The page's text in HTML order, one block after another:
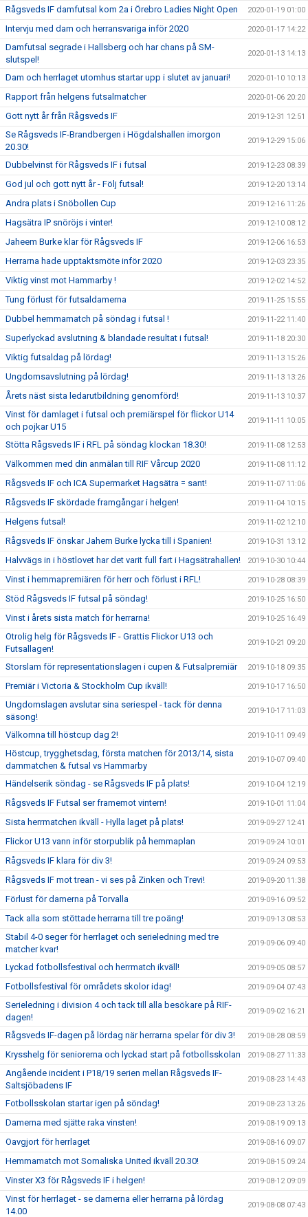
Rågsveds IF damfutsal kom 2a i Örebro Ladies Night Open 2020-01-19 01:00
Intervju med dam och herransvariga inför 2020 2020-01-17 14:22
Damfutsal segrade i Hallsberg och har chans på SM-
slutspel!
2020-01-13 14:13
Dam och herrlaget utomhus startar upp i slutet av januari! 2020-01-10 10:13
Rapport från helgens futsalmatcher 2020-01-06 20:20
Gott nytt år från Rågsveds IF 2019-12-31 12:51
Se Rågsveds IF-Brandbergen i Högdalshallen imorgon
20.30!
2019-12-29 15:06
Dubbelvinst för Rågsveds IF i futsal 2019-12-23 08:39
God jul och gott nytt år - Följ futsal! 2019-12-20 13:14
Andra plats i Snöbollen Cup 2019-12-16 11:26
Hagsätra IP snöröjs i vinter! 2019-12-10 08:12
Jaheem Burke klar för Rågsveds IF 2019-12-06 16:53
Herrarna hade upptaktsmöte inför 2020 2019-12-03 23:35
Viktig vinst mot Hammarby ! 2019-12-02 14:52
Tung förlust för futsaldamerna 2019-11-25 15:55
Dubbel hemmamatch på söndag i futsal ! 2019-11-22 11:40
Superlyckad avslutning & blandade resultat i futsal! 2019-11-18 20:30
Viktig futsaldag på lördag! 2019-11-13 15:26
Ungdomsavslutning på lördag! 2019-11-13 13:26
Årets näst sista ledarutbildning genomförd! 2019-11-13 10:37
Vinst för damlaget i futsal och premiärspel för flickor U14
och pojkar U15
2019-11-11 10:05
Stötta Rågsveds IF i RFL på söndag klockan 18.30! 2019-11-08 12:53
Välkommen med din anmälan till RIF Vårcup 2020 2019-11-08 11:12
Rågsveds IF och ICA Supermarket Hagsätra = sant! 2019-11-07 11:06
Rågsveds IF skördade framgångar i helgen! 2019-11-04 10:15
Helgens futsal! 2019-11-02 12:10
Rågsveds IF önskar Jahem Burke lycka till i Spanien! 2019-10-31 13:12
Halvvägs in i höstlovet har det varit full fart i Hagsätrahallen! 2019-10-30 10:44
Vinst i hemmapremiären för herr och förlust i RFL! 2019-10-28 08:39
Stöd Rågsveds IF futsal på söndag! 2019-10-25 16:50
Vinst i årets sista match för herrarna! 2019-10-25 16:49
Otrolig helg för Rågsveds IF - Grattis Flickor U13 och
Futsallagen!
2019-10-21 09:20
Storslam för representationslagen i cupen & Futsalpremiär 2019-10-18 09:35
Premiär i Victoria & Stockholm Cup ikväll! 2019-10-17 16:50
Ungdomslagen avslutar sina seriespel - tack för denna
säsong!
2019-10-17 11:03
Välkomna till höstcup dag 2! 2019-10-11 09:49
Höstcup, trygghetsdag, första matchen för 2013/14, sista
dammatchen & futsal vs Hammarby
2019-10-07 09:40
Händelserik söndag - se Rågsveds IF på plats! 2019-10-04 12:19
Rågsveds IF Futsal ser framemot vintern! 2019-10-01 11:04
Sista herrmatchen ikväll - Hylla laget på plats! 2019-09-27 12:41
Flickor U13 vann inför storpublik på hemmaplan 2019-09-24 10:01
Rågsveds IF klara för div 3! 2019-09-24 09:53
Rågsveds IF mot trean - vi ses på Zinken och Trevi! 2019-09-20 11:38
Förlust för damerna på Torvalla 2019-09-16 09:52
Tack alla som stöttade herrarna till tre poäng! 2019-09-13 08:53
Stabil 4-0 seger för herrlaget och serieledning med tre
matcher kvar!
2019-09-06 09:40
Lyckad fotbollsfestival och herrmatch ikväll! 2019-09-05 08:57
Fotbollsfestival för områdets skolor idag! 2019-09-04 07:43
Serieledning i division 4 och tack till alla besökare på RIF-
dagen!
2019-09-02 16:21
Rågsveds IF-dagen på lördag när herrarna spelar för div 3! 2019-08-28 08:59
Krysshelg för seniorerna och lyckad start på fotbollsskolan 2019-08-27 11:33
Angående incident i P18/19 serien mellan Rågsveds IF-
Saltsjöbadens IF
2019-08-23 14:43
Fotbollsskolan startar igen på söndag! 2019-08-23 13:26
Damerna med sjätte raka vinsten! 2019-08-19 09:13
Oavgjort för herrlaget 2019-08-16 09:07
Hemmamatch mot Somaliska United ikväll 20.30! 2019-08-15 09:24
Vinster X3 för Rågsveds IF i helgen! 2019-08-12 09:09
Vinst för herrlaget - se damerna eller herrarna på lördag
14.00
2019-08-08 07:43